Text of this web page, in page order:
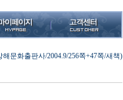
문화출판사/2004.9/256쪽+47쪽/새책)